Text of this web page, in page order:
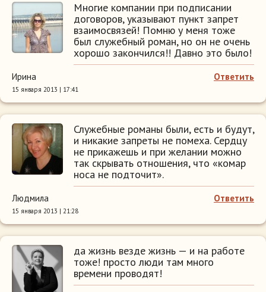
Многие компании при подписании
договоров, указывают пункт запрет
взаимосвязей! Помню у меня тоже
был служебный роман, но он не очень
хорошо закончился!! Давно это было!
Ответить
Ирина
15 января 2013 | 17:41
Служебные романы были, есть и будут,
и никакие запреты не помеха. Сердцу
не прикажешь и при желании можно
так скрывать отношения, что «комар
носа не подточит».
Ответить
Людмила
15 января 2013 | 21:28
да жизнь везде жизнь — и на работе
тоже! просто люди там много
времени проводят!